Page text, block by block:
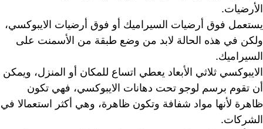
الأرضيات.
يستعمل فوق أرضيات السيراميك أو فوق أرضيات الايبوكسي،
ولكن في هذه الحالة لابد من وضع طبقة من الأسمنت على
السيراميك.
الايبوكسي ثلاثي الأبعاد يعطي اتساع للمكان أو المنزل، ويمكن
أن تقوم برسم لوجو تحت دهانات الايبوكسي، فهي تكون
ظاهرة لأنها مواد شفافة وتكون ظاهرة، وهي أكثر استعمالا في
الشركات.